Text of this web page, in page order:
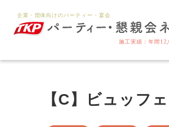
【C】ビュッフ